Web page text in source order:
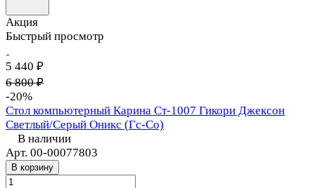
Акция
Быстрый просмотр
5 440 ₽
6 800 ₽
-20%
Стол компьютерный Карина Ст-1007 Гикори Джексон
Светлый/Серый Оникс (Гс-Со)
В наличии
Арт. 00-00077803
В корзину